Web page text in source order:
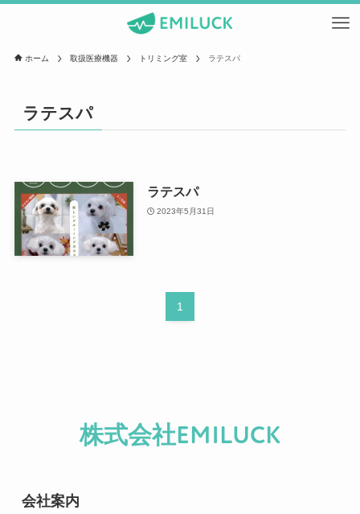
ホーム 取扱医療機器 トリミング室 ラテスパ
ラテスパ
ラテスパ
2023年5月31日
1
株式会社EMILUCK
会社案内